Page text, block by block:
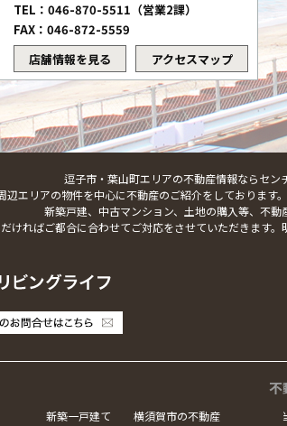
TEL：046-870-5511（営業2課）
FAX：046-872-5559
店舗情報を見る
アクセスマップ
逗子市・葉山町エリアの不動産情報ならセン
辺エリアの物件を中心に不動産のご紹介をしております
新築戸建、中古マンション、土地の購入等、不動
ければご都合に合わせてご対応をさせていただきます
新築一戸建て
横須賀市の不動産
不